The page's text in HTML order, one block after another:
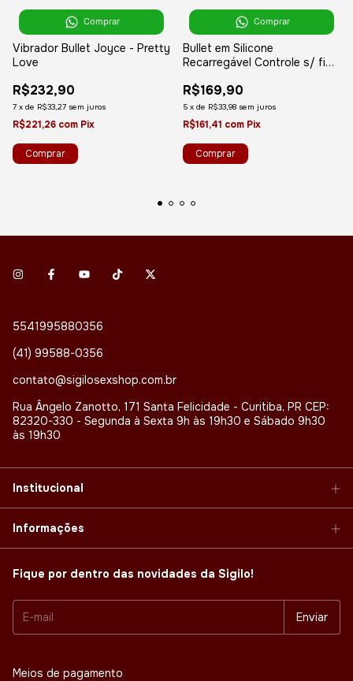
Comprar
Vibrador Bullet Joyce - Pretty
Love
R$232,90
7 x de R$33,27 sem juros
R$221,26 com Pix
Comprar
Bullet em Silicone
Recarregável Controle s/ fio
wa - 10 Vibrações - Rosa
R$169,90
5 x de R$33,98 sem juros
R$161,41 com Pix
5541995880356
(41) 99588-0356
contato@sigilosexshop.com.br
Rua Ângelo Zanotto, 171 Santa Felicidade - Curitiba, PR CEP:
82320-330 - Segunda à Sexta 9h às 19h30 e Sábado 9h30
às 19h30
Institucional
Informações
Fique por dentro das novidades da Sigilo!
Meios de pagamento